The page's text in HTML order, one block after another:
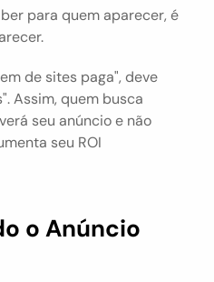
para quem aparecer, é
de sites paga", deve
Assim, quem busca
seu anúncio e não
seu ROI
o Anúncio